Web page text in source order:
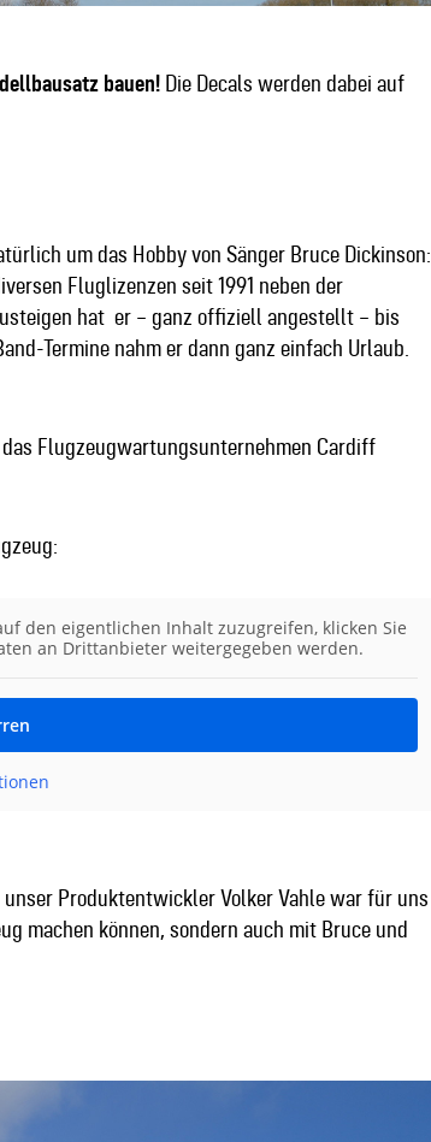
bauen! Die Decals werden dabei auf
um das Hobby von Sänger Bruce Dickinson:
Fluglizenzen seit 1991 neben der
hat er – ganz offiziell angestellt – bis
Termine nahm er dann ganz einfach Urlaub.
Flugzeugwartungsunternehmen Cardiff
den eigentlichen Inhalt zuzugreifen, klicken Sie
an Drittanbieter weitergegeben werden.
unser Produktentwickler Volker Vahle war für uns
machen können, sondern auch mit Bruce und